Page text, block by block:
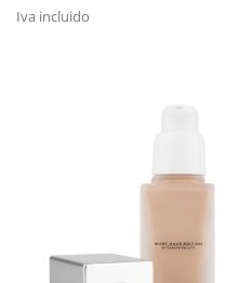
Iva incluido